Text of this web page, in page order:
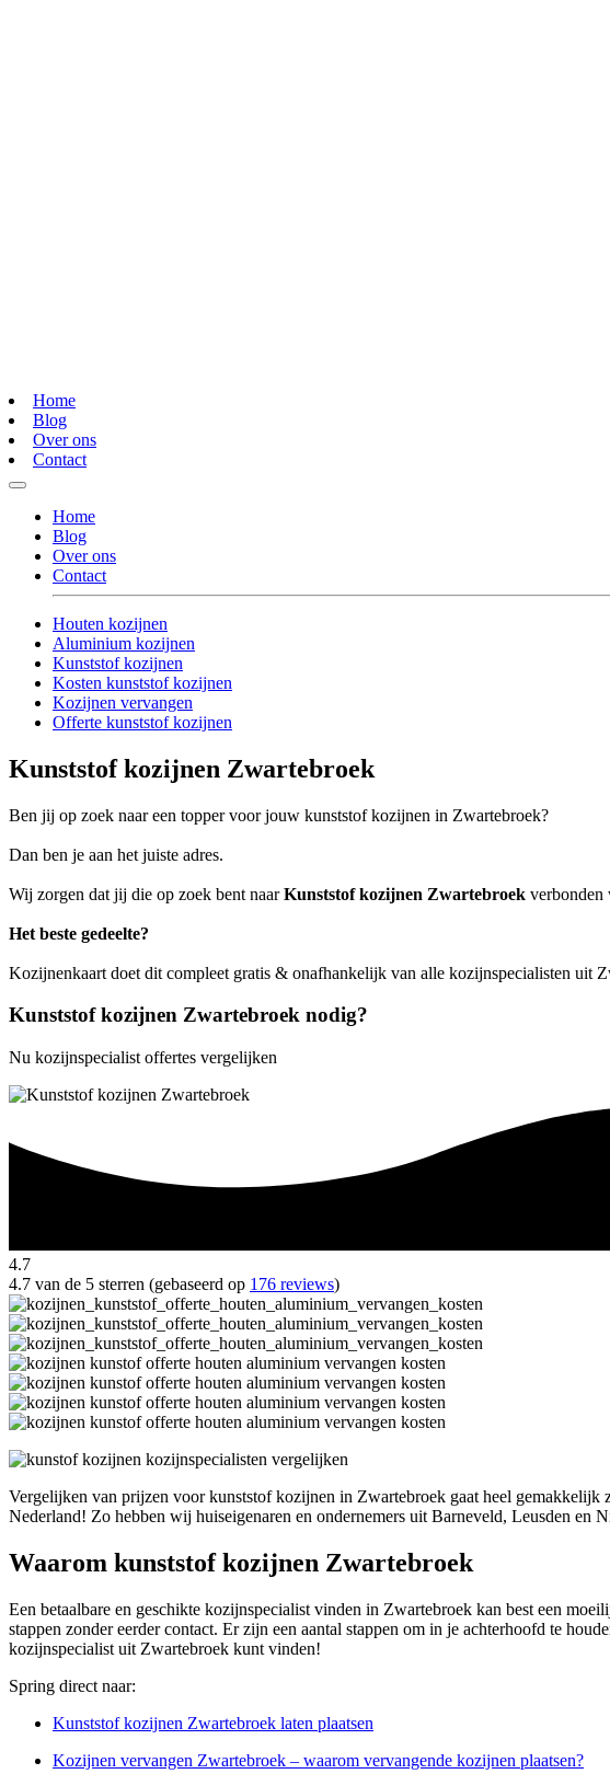
Home
Blog
Over ons
Contact
Home
Blog
Over ons
Contact
Houten kozijnen
Aluminium kozijnen
Kunststof kozijnen
Kosten kunststof kozijnen
Kozijnen vervangen
Offerte kunststof kozijnen
Kunststof kozijnen Zwartebroek
Ben jij op zoek naar een topper voor jouw kunststof kozijnen in Zwartebroek?
Dan ben je aan het juiste adres.
Wij zorgen dat jij die op zoek bent naarKunststof kozijnen Zwartebroek verbonden
Het beste gedeelte?
Kozijnenkaart doet dit compleet gratis & onafhankelijk van alle kozijnspecialisten uit
Kunststof kozijnen Zwartebroek nodig?
Nu kozijnspecialist offertes vergelijken
4.7
4.7 van de 5 sterren (gebaseerd op 176 reviews)
Vergelijken van prijzen voor kunststof kozijnen in Zwartebroek gaat heel gemakkelijk
Nederland! Zo hebben wij huiseigenaren en ondernemers uit Barneveld, Leusden en
Waarom kunststof kozijnen Zwartebroek
Een betaalbare en geschikte kozijnspecialist vinden in Zwartebroek kan best een
stappen zonder eerder contact. Er zijn een aantal stappen om in je achterhoofd te
kozijnspecialist uit Zwartebroek kunt vinden!
Spring direct naar:
Kunststof kozijnen Zwartebroek laten plaatsen
Kozijnen vervangen Zwartebroek – waarom vervangende kozijnen plaatsen?